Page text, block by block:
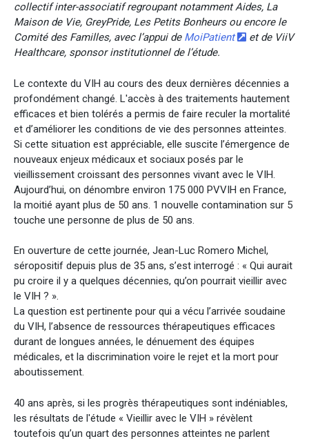
collectif inter-associatif regroupant notamment Aides, La
Maison de Vie, GreyPride, Les Petits Bonheurs ou encore le
Comité des Familles, avec l’appui de MoiPatient
et de ViiV
Healthcare, sponsor institutionnel de l’étude.
Le contexte du VIH au cours des deux dernières décennies a
profondément changé. L'accès à des traitements hautement
efficaces et bien tolérés a permis de faire reculer la mortalité
et d’améliorer les conditions de vie des personnes atteintes.
Si cette situation est appréciable, elle suscite l’émergence de
nouveaux enjeux médicaux et sociaux posés par le
vieillissement croissant des personnes vivant avec le VIH.
Aujourd’hui, on dénombre environ 175 000 PVVIH en France,
la moitié ayant plus de 50 ans. 1 nouvelle contamination sur 5
touche une personne de plus de 50 ans.
En ouverture de cette journée, Jean-Luc Romero Michel,
séropositif depuis plus de 35 ans, s’est interrogé : « Qui aurait
pu croire il y a quelques décennies, qu’on pourrait vieillir avec
le VIH ? ».
La question est pertinente pour qui a vécu l’arrivée soudaine
du VIH, l’absence de ressources thérapeutiques efficaces
durant de longues années, le dénuement des équipes
médicales, et la discrimination voire le rejet et la mort pour
aboutissement.
40 ans après, si les progrès thérapeutiques sont indéniables,
les résultats de l'étude « Vieillir avec le VIH » révèlent
toutefois qu’un quart des personnes atteintes ne parlent